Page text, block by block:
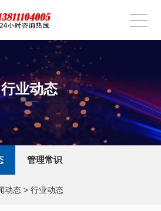
行业动态
管理常识
动态 > 行业动态